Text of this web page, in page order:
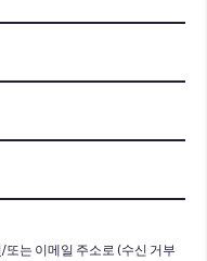
는 이메일 주소로 (수신 거부